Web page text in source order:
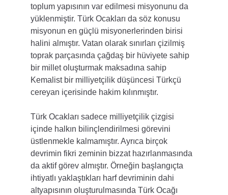
toplum yapısının var edilmesi misyonunu da
yüklenmiştir. Türk Ocakları da söz konusu
misyonun en güçlü misyonerlerinden birisi
halini almıştır. Vatan olarak sınırları çizilmiş
toprak parçasında çağdaş bir hüviyete sahip
bir millet oluşturmak maksadına sahip
Kemalist bir milliyetçilik düşüncesi Türkçü
cereyan içerisinde hakim kılınmıştır.
Türk Ocakları sadece milliyetçilik çizgisi
içinde halkın bilinçlendirilmesi görevini
üstlenmekle kalmamıştır. Ayrıca birçok
devrimin fikri zeminin bizzat hazırlanmasında
da aktif görev almıştır. Örneğin başlangıçta
ihtiyatlı yaklaştıkları harf devriminin dahi
altyapısının oluşturulmasında Türk Ocağı